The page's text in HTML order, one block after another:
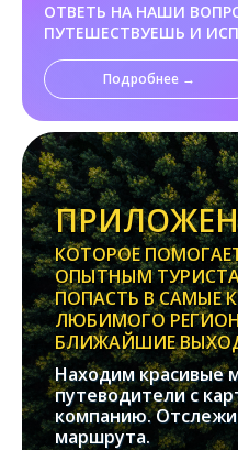
ОТВЕТЬ НА НАШИ
ПУТЕШЕСТВУЕШЬ И
Подробнее →
КОТОРОЕ
ОПЫТНЫМ
ПОПАСТЬ В САМЫЕ
ЛЮБИМОГО
БЛИЖАЙШИЕ
Находим красивые
путеводители с
компанию.
маршрута.